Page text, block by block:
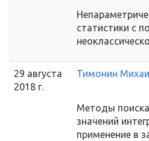
статистики с
29 августа
2018 г.
Тимонин
Методы
значений
применение в